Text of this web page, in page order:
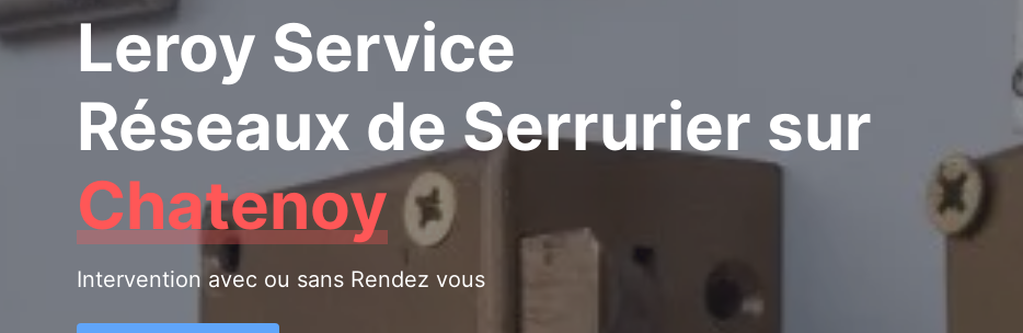
Leroy Service
Réseaux de Serrurier sur
Chatenoy
Intervention avec ou sans Rendez vous